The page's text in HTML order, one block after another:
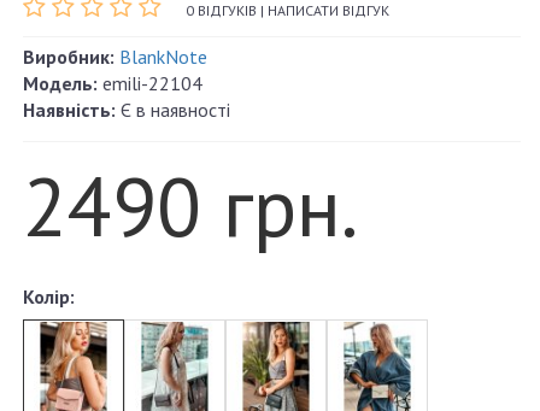
0 ВІДГУКІВ | НАПИСАТИ ВІДГУК
Виробник: BlankNote
Модель: emili-22104
Наявність: Є в наявності
2490 грн.
Колір: